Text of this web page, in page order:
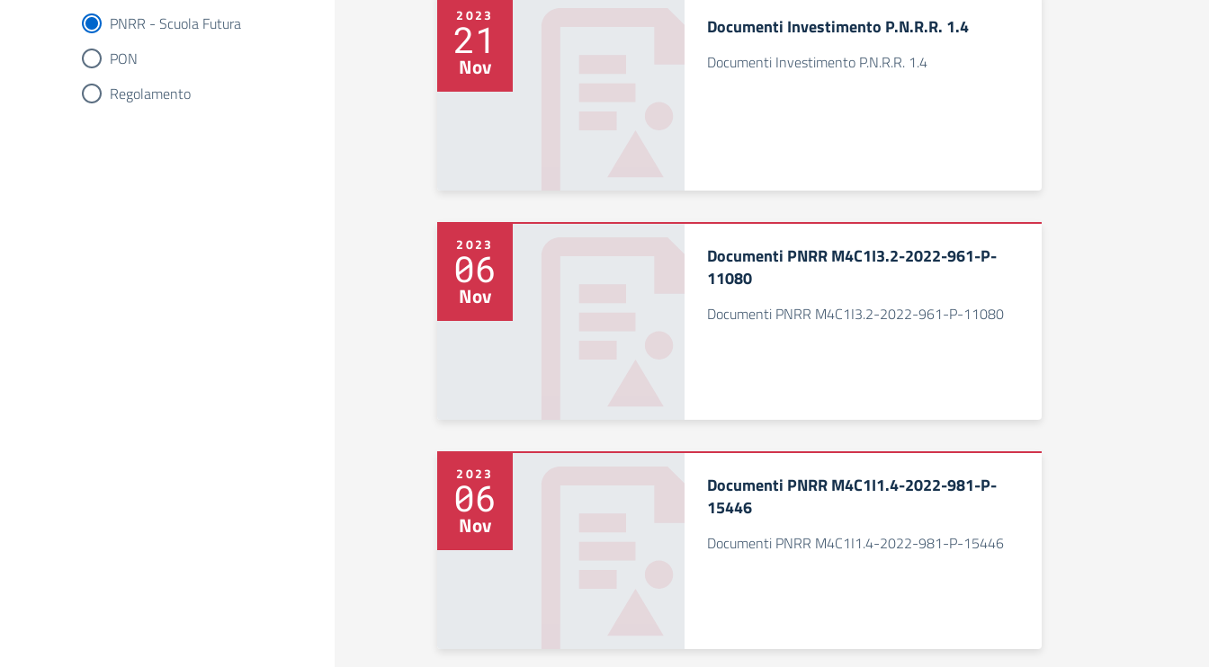
PNRR - Scuola Futura
PON
Regolamento
2023
21
Nov
Documenti Investimento P.N.R.R. 1.4
Documenti Investimento P.N.R.R. 1.4
2023
06
Nov
Documenti PNRR M4C1I3.2-2022-961-P-
11080
Documenti PNRR M4C1I3.2-2022-961-P-11080
2023
06
Nov
Documenti PNRR M4C1I1.4-2022-981-P-
15446
Documenti PNRR M4C1I1.4-2022-981-P-15446